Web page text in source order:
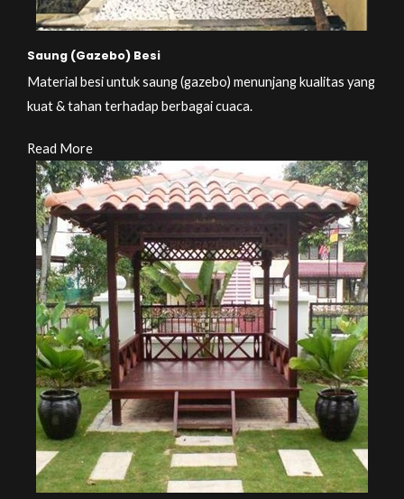
Saung (Gazebo) Besi
Material besi untuk saung (gazebo) menunjang kualitas yang
kuat & tahan terhadap berbagai cuaca.
Read More